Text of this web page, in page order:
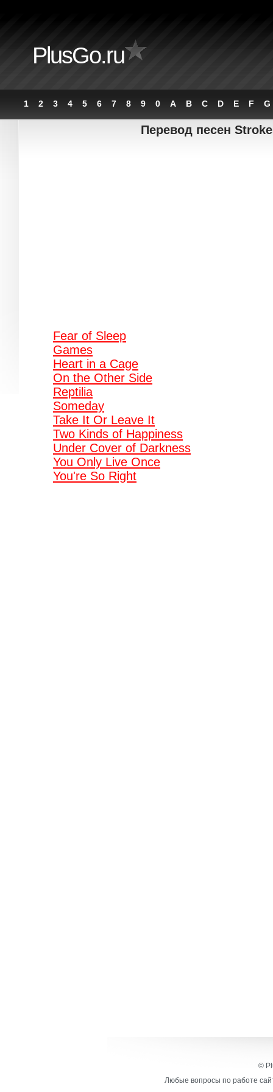
PlusGo.ru
1 2 3 4 5 6 7 8 9 0 A B C D E F G
Перевод песен
Fear of Sleep
Games
Heart in a Cage
On the Other Side
Reptilia
Someday
Take It Or Leave It
Two Kinds of Happiness
Under Cover of Darkness
You Only Live Once
You're So Right
©
Любые вопросы по работе